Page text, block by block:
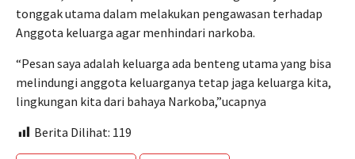
tonggak utama dalam melakukan pengawasan terhadap
Anggota keluarga agar menhindari narkoba.
“Pesan saya adalah keluarga ada benteng utama yang bisa
melindungi anggota keluarganya tetap jaga keluarga kita,
lingkungan kita dari bahaya Narkoba,”ucapnya
Berita Dilihat: 119